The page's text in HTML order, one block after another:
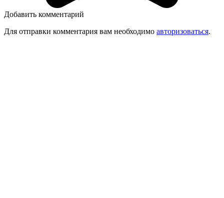
Добавить комментарий
Для отправки комментария вам необходимо авторизоваться.